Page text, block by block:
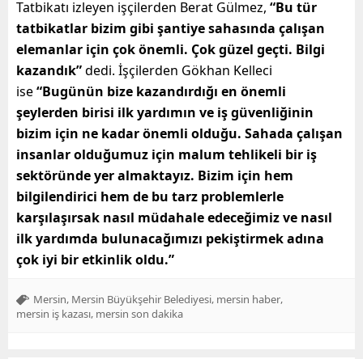
Tatbikatı izleyen işçilerden Berat Gülmez, “Bu tür
tatbikatlar bizim gibi şantiye sahasında çalışan
elemanlar için çok önemli. Çok güzel geçti. Bilgi
kazandık”dedi. İşçilerden Gökhan Kelleci
ise“Bugünün bize kazandırdığı en önemli
şeylerden birisi ilk yardımın ve iş güvenliğinin
bizim için ne kadar önemli olduğu. Sahada çalışan
insanlar olduğumuz için malum tehlikeli bir iş
sektöründe yer almaktayız. Bizim için hem
bilgilendirici hem de bu tarz problemlerle
karşılaşırsak nasıl müdahale edeceğimiz ve nasıl
ilk yardımda bulunacağımızı pekiştirmek adına
çok iyi bir etkinlik oldu.”
Mersin Mersin Büyükşehir Belediyesi mersin haber
mersin iş kazası mersin son dakika